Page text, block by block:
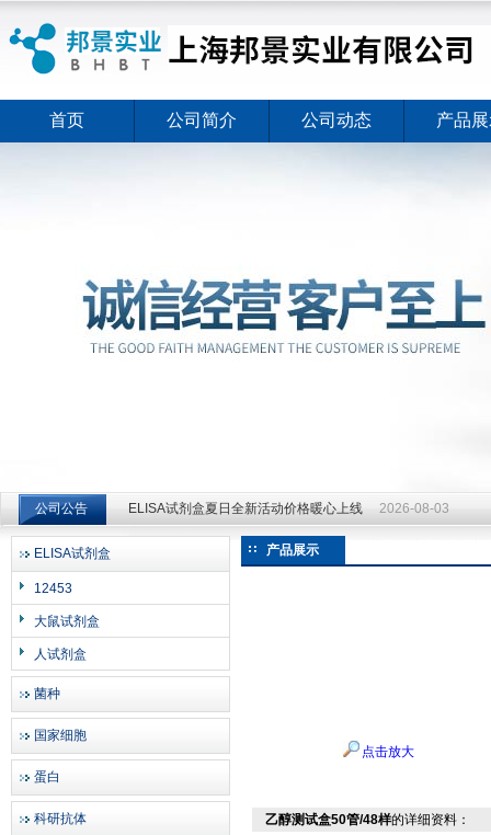
上海邦景实业有限公司
首页 公司简介 公司动态 产品
公司公告 ELISA试剂盒夏日全新活动价格暖心上线 2026-08-03
ELISA试剂盒夏日全新活动价格暖心上线
ELISA试剂盒
12453
大鼠试剂盒
人试剂盒
菌种
国家细胞
蛋白
科研抗体
产品展示
点击放大
乙醇测试盒50管/48样的详细资料：